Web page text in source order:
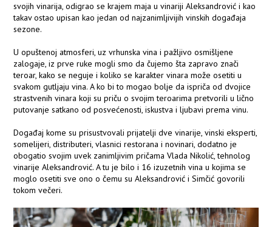
svojih vinarija, odigrao se krajem maja u vinariji Aleksandrović i kao
takav ostao upisan kao jedan od najzanimljivijih vinskih događaja
sezone.
U opuštenoj atmosferi, uz vrhunska vina i pažljivo osmišljene
zalogaje, iz prve ruke mogli smo da čujemo šta zapravo znači
teroar, kako se neguje i koliko se karakter vinara može osetiti u
svakom gutljaju vina. A ko bi to mogao bolje da ispriča od dvojice
strastvenih vinara koji su priču o svojim teroarima pretvorili u lično
putovanje satkano od posvećenosti, iskustva i ljubavi prema vinu.
Događaj kome su prisustvovali prijatelji dve vinarije, vinski eksperti,
somelijeri, distributeri, vlasnici restorana i novinari, dodatno je
obogatio svojim uvek zanimljivim pričama Vlada Nikolić, tehnolog
vinarije Aleksandrović. A tu je bilo i 16 izuzetnih vina u kojima se
moglo osetiti sve ono o čemu su Aleksandrović i Simčić govorili
tokom večeri.